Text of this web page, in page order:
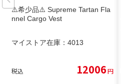
⚠️希少品⚠️ Supreme Tartan Fla
nnel Cargo Vest
マイストア在庫： 4013
税込 12006円